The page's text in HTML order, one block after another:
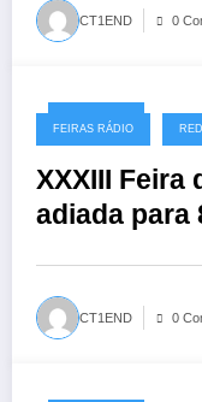
CT1END 0
20/03/2020
FEIRAS RÁDIO
XXXIII Feira
adiada para
CT1END 0